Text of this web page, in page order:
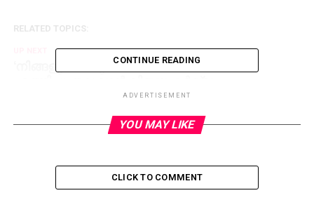
RELATED TOPICS:
‘നിങ്ങളുടെ ഒരു ദിവസത്തെ റേഷന്‍ അരി
അപേക്ഷിച്ചുകൊള്ളുന്നു’;1946-ലെ ക്ഷണക്കത്ത്
CONTINUE READING
ADVERTISEMENT
YOU MAY LIKE
CLICK TO COMMENT